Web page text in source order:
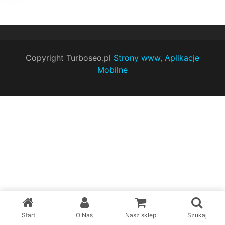
Copyright Turboseo.pl Strony www, Aplikacje
Mobilne
Start O Nas Nasz sklep Szukaj